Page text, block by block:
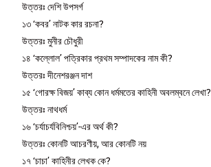
উত্তরঃ দেশি উপসর্গ
১৩ ‘কবর’ নাটক কার রচনা?
উত্তরঃ মুনীর চৌধুরী
১৪ ‘কল্লোল’ পত্রিকার প্রথম সম্পাদকের নাম কী?
উত্তরঃ দীনেশরঞ্জন দাশ
১৫ ‘গোরক্ষ বিজয়’ কাব্য কোন ধর্মমতের কাহিনী অবলম্বনে লেখা?
উত্তরঃ নাথধর্ম
১৬ ‘চর্যাচর্যবিনিশ্চয়’-এর অর্থ কী?
উত্তরঃ কোনটি আচরণীয়, আর কোনটি নয়
১৭ ‘চাচা’ কাহিনীর লেখক কে?